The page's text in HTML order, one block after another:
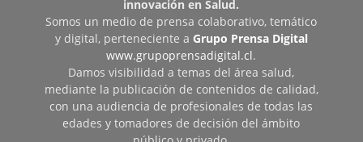
innovación en Salud.
Somos un medio de prensa colaborativo, temático
y digital, perteneciente a Grupo Prensa Digital
www.grupoprensadigital.cl.
Damos visibilidad a temas del área salud,
mediante la publicación de contenidos de calidad,
con una audiencia de profesionales de todas las
edades y tomadores de decisión del ámbito